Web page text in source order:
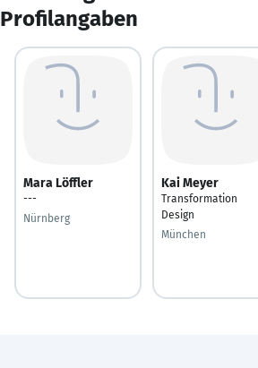
Profilangaben
Mara Löffler
---
Nürnberg
Kai Meyer
Transformation
Design
München